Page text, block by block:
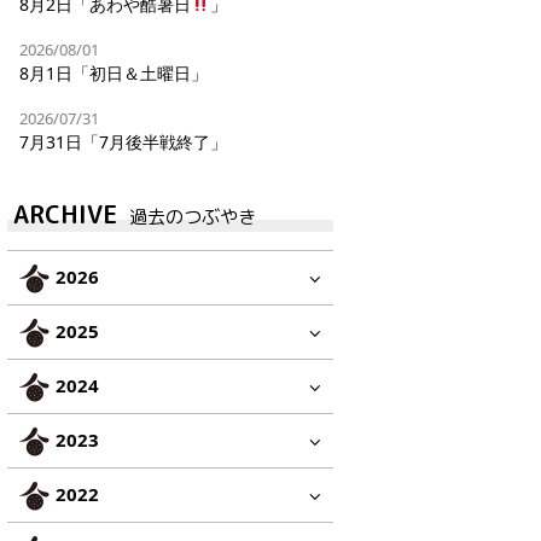
2026/08/01
8月1日「初日＆土曜日」
2026/07/31
7月31日「7月後半戦終了」
ARCHIVE 過去のつぶやき
2026
2025
2024
2023
2022